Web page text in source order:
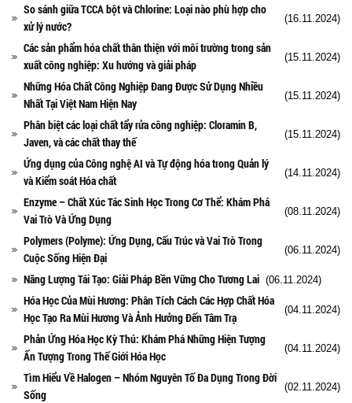
So sánh giữa TCCA bột và Chlorine: Loại nào phù hợp cho
xử lý nước?
(16.11.2024)
Các sản phẩm hóa chất thân thiện với môi trường trong sản
xuất công nghiệp: Xu hướng và giải pháp
(15.11.2024)
Những Hóa Chất Công Nghiệp Đang Được Sử Dụng Nhiều
Nhất Tại Việt Nam Hiện Nay
(15.11.2024)
Phân biệt các loại chất tẩy rửa công nghiệp: Cloramin B,
Javen, và các chất thay thế
(15.11.2024)
Ứng dụng của Công nghệ AI và Tự động hóa trong Quản lý
và Kiểm soát Hóa chất
(14.11.2024)
Enzyme – Chất Xúc Tác Sinh Học Trong Cơ Thể: Khám Phá
Vai Trò Và Ứng Dụng
(08.11.2024)
Polymers (Polyme): Ứng Dụng, Cấu Trúc và Vai Trò Trong
Cuộc Sống Hiện Đại
(06.11.2024)
Năng Lượng Tái Tạo: Giải Pháp Bền Vững Cho Tương Lai (06.11.2024)
Hóa Học Của Mùi Hương: Phân Tích Cách Các Hợp Chất Hóa
Học Tạo Ra Mùi Hương Và Ảnh Hưởng Đến Tâm Trạ
(04.11.2024)
Phản Ứng Hóa Học Kỳ Thú: Khám Phá Những Hiện Tượng
Ấn Tượng Trong Thế Giới Hóa Học
(04.11.2024)
Tìm Hiểu Về Halogen – Nhóm Nguyên Tố Đa Dụng Trong Đời
Sống
(02.11.2024)